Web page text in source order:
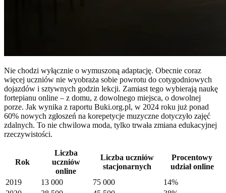
Nie chodzi wyłącznie o wymuszoną adaptację. Obecnie coraz
więcej uczniów nie wyobraża sobie powrotu do cotygodniowych
dojazdów i sztywnych godzin lekcji. Zamiast tego wybierają naukę
fortepianu online – z domu, z dowolnego miejsca, o dowolnej
porze. Jak wynika z raportu Buki.org.pl, w 2024 roku już ponad
60% nowych zgłoszeń na korepetycje muzyczne dotyczyło zajęć
zdalnych. To nie chwilowa moda, tylko trwała zmiana edukacyjnej
rzeczywistości.
Rok
Liczba
uczniów
online
Liczba uczniów
stacjonarnych
Procentowy
udział online
2019
13 000 75 000
14%